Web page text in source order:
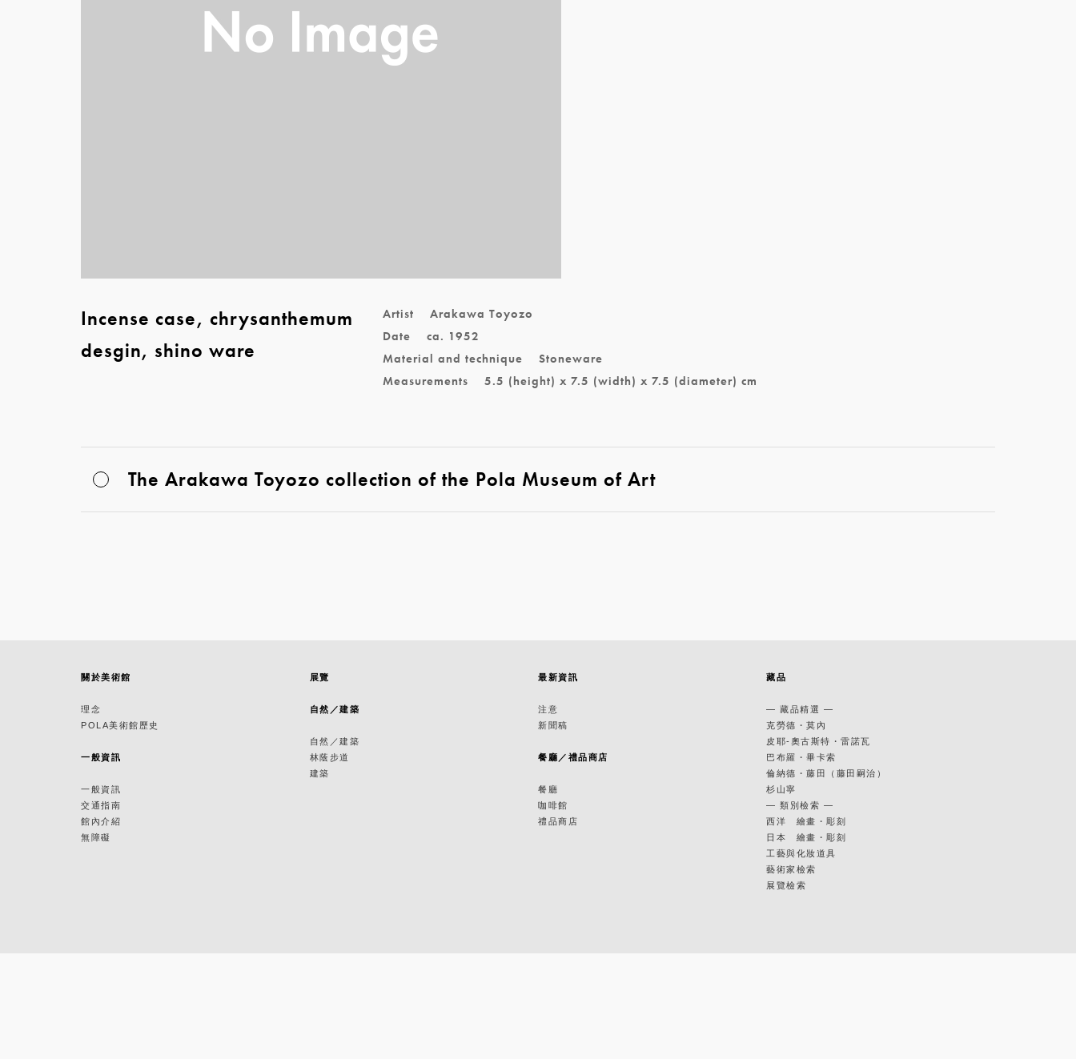
Incense case, chrysanthemum
desgin, shino ware
Artist
Arakawa Toyozo
Date
ca. 1952
Material and technique
Stoneware
Measurements
5.5 (height) x 7.5 (width) x 7.5 (diameter) cm
The Arakawa Toyozo collection of the Pola Museum of Art
關於美術館
理念
POLA美術館歷史
一般資訊
一般資訊
交通指南
館內介紹
無障礙
展覽
自然／建築
自然／建築
林蔭步道
建築
最新資訊
注意
新聞稿
餐廳／禮品商店
餐廳
咖啡館
禮品商店
藏品
— 藏品精選 —
克勞德・莫內
皮耶-奧古斯特・雷諾瓦
巴布羅・畢卡索
倫納德・藤田（藤田嗣治）
杉山寧
— 類別檢索 —
西洋 繪畫・彫刻
日本 繪畫・彫刻
工藝與化妝道具
藝術家檢索
展覽檢索